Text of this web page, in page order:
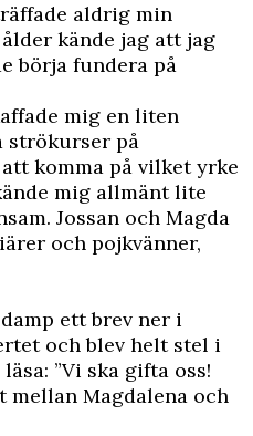
aldrig min
kände jag att jag
börja fundera på
mig en liten
strökurser på
komma på vilket yrke
mig allmänt lite
Jossan och Magda
och pojkvänner,
ett brev ner i
och blev helt stel i
”Vi ska gifta oss!
mellan Magdalena och